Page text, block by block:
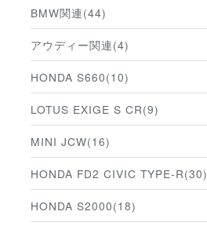
BMW関連(44)
アウディー関連(4)
HONDA S660(10)
LOTUS EXIGE S CR(9)
MINI JCW(16)
HONDA FD2 CIVIC TYPE-R(30)
HONDA S2000(18)